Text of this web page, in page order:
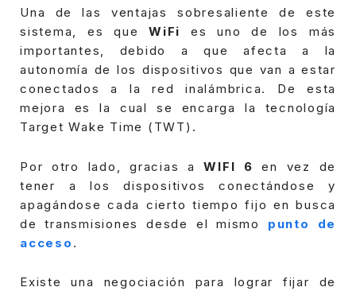
Una de las ventajas sobresaliente de este
sistema, es queWiFi es uno de los más
importantes, debido a que afecta a la
autonomía de los dispositivos que van a estar
conectados a la red inalámbrica. De esta
mejora es la cual se encarga la tecnología
Target Wake Time (TWT).
Por otro lado, gracias aWIFI 6en vez de
tener a los dispositivos conectándose y
apagándose cada cierto tiempo fijo en busca
de transmisiones desde el mismo punto de
acceso .
Existe una negociación para lograr fijar de